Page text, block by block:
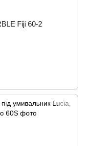
Fiji 60-2